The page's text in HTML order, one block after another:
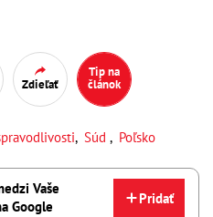
Zdieľať
Tip na
článok
, Súd , Poľsko
Vaše
Google
Pridať